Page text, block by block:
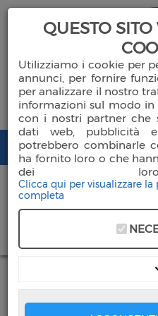
Chi
Servizi
formative, di
QUESTO
Utilizziamo i cookie per
annunci, per fornire
per analizzare il nostro
informazioni sul modo
con i nostri partner che
dati web, pubblicità
potrebbero combinarle
ha fornito loro o che
dei
Clicca qui per visualizzare
completa